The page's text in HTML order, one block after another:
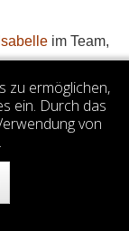
Isabelle im Team,
zu ermöglichen,
ein. Durch das
von